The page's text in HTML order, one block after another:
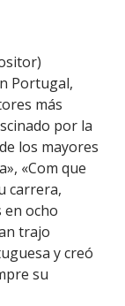
Portugal,
más
por la
los mayores
«Com que
carrera,
en ocho
trajo
y creó
su